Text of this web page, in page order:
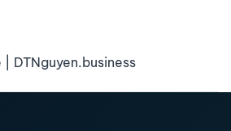
| DTNguyen.business